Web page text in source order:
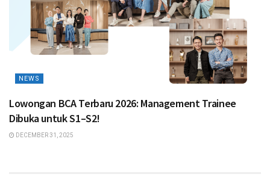
NEWS
Lowongan BCA Terbaru 2026: Management Trainee
Dibuka untuk S1–S2!
DECEMBER 31, 2025